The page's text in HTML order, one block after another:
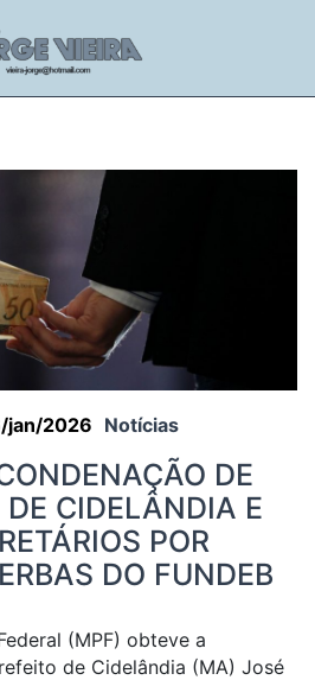
jan/2026 Notícias
DE
DE CIDELÂNDIA E
POR
DO FUNDEB
(MPF) obteve a
de Cidelândia (MA) José